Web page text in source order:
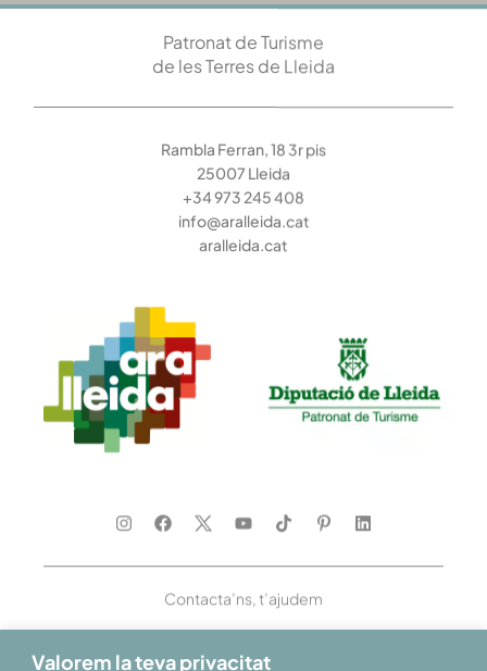
Valorem la teva privacitat
Patronat de Turisme
de les Terres de Lleida
Rambla Ferran, 18 3r pis
25007 Lleida
+34 973 245 408
info@aralleida.cat
aralleida.cat
Contacta’ns, t’ajudem